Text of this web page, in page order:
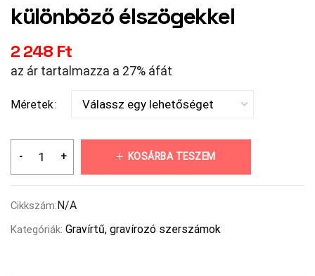
különböző élszögekkel
2 248 Ft
az ár tartalmazza a 27% áfát
Méretek
KOSÁRBA TESZEM
Cikkszám:N/A
Kategóriák: Gravírtű, gravírozó szerszámok